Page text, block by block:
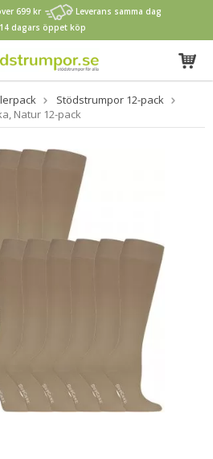
699 kr
Leverans samma dag
14 dagars öppet köp
Stödstrumpor 12-pack
Natur 12-pack